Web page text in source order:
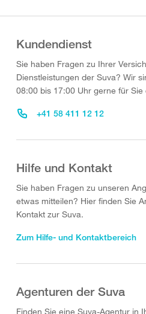
Kundendienst
Sie haben Fragen zu Ihrer
Dienstleistungen der Suva? Wir
08:00 bis 17:00 Uhr gerne für Sie
+41 58 411 12 12
Hilfe und Kontakt
Sie haben Fragen zu unseren
etwas mitteilen? Hier finden Sie
Kontakt zur Suva.
Zum Hilfe- und Kontaktbereich
Agenturen der Suva
Finden Sie eine Suva-Agentur in